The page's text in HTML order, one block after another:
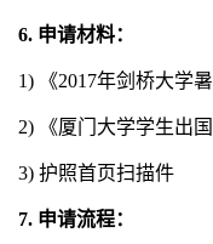
6. 申请材料：
1) 《2017年剑桥大学
2) 《厦门大学学生出
3) 护照首页扫描件
7. 申请流程：